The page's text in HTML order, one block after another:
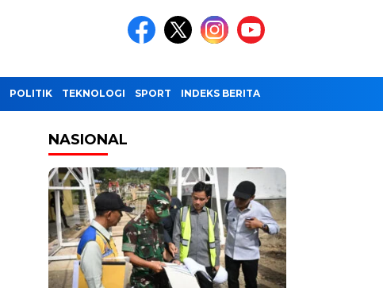
POLITIK TEKNOLOGI SPORT INDEKS BERITA
NASIONAL